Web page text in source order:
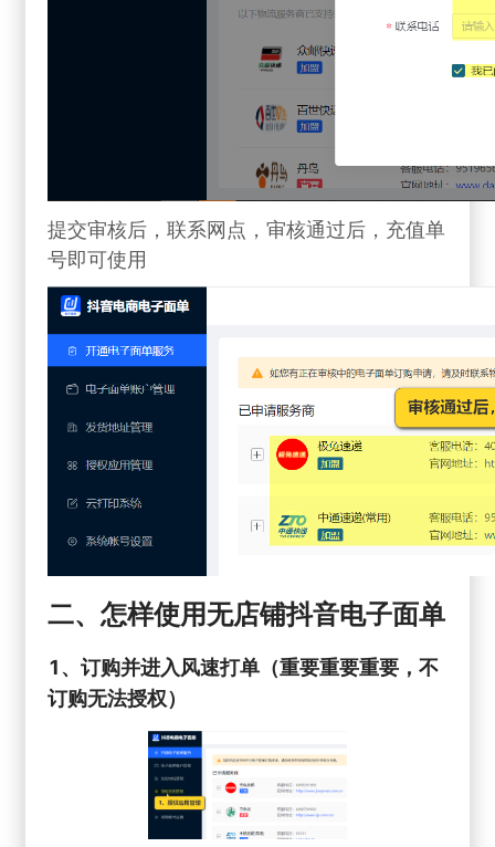
提交审核后，联系网点，审核通过后，充值单
号即可使用
二、怎样使用无店铺抖音电子面单
1、订购并进入风速打单（重要重要重要，不
订购无法授权）